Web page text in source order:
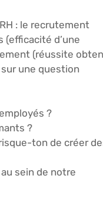
: le recrutement
d’une
(réussite
une question
?
?
ton de créer
sein de notre